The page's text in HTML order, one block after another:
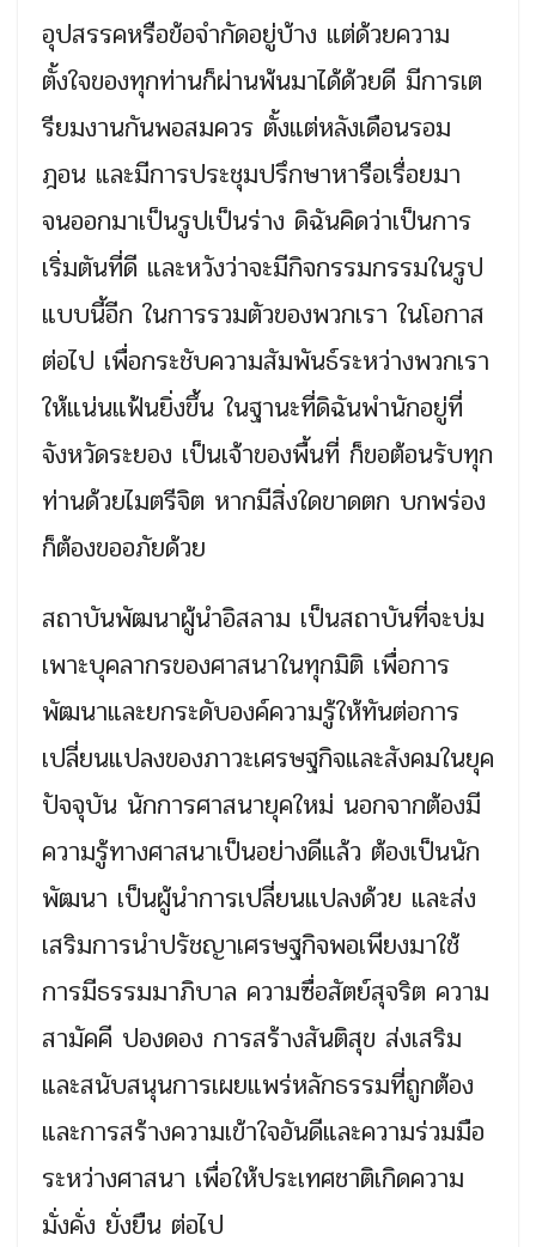
อุปสรรคหรือข้อจำกัดอยู่บ้าง แต่ด้วยความ
ตั้งใจของทุกท่านก็ผ่านพ้นมาได้ด้วยดี มีการเต
รียมงานกันพอสมควร ตั้งแต่หลังเดือนรอม
ฎอน และมีการประชุมปรึกษาหารือเรื่อยมา
จนออกมาเป็นรูปเป็นร่าง ดิฉันคิดว่าเป็นการ
เริ่มตันที่ดี และหวังว่าจะมีกิจกรรมกรรมในรูป
แบบนี้อีก ในการรวมตัวของพวกเรา ในโอกาส
ต่อไป เพื่อกระชับความสัมพันธ์ระหว่างพวกเรา
ให้แน่นแฟ้นยิ่งขึ้น ในฐานะที่ดิฉันพำนักอยู่ที่
จังหวัดระยอง เป็นเจ้าของพื้นที่ ก็ขอต้อนรับทุก
ท่านด้วยไมตรีจิต หากมีสิ่งใดขาดตก บกพร่อง
ก็ต้องขออภัยด้วย
สถาบันพัฒนาผู้นำอิสลาม เป็นสถาบันที่จะบ่ม
เพาะบุคลากรของศาสนาในทุกมิติ เพื่อการ
พัฒนาและยกระดับองค์ความรู้ให้ทันต่อการ
เปลี่ยนแปลงของภาวะเศรษฐกิจและสังคมในยุค
ปัจจุบัน นักการศาสนายุคใหม่ นอกจากต้องมี
ความรู้ทางศาสนาเป็นอย่างดีแล้ว ต้องเป็นนัก
พัฒนา เป็นผู้นำการเปลี่ยนแปลงด้วย และส่ง
เสริมการนำปรัชญาเศรษฐกิจพอเพียงมาใช้
การมีธรรมมาภิบาล ความซื่อสัตย์สุจริต ความ
สามัคคี ปองดอง การสร้างสันติสุข ส่งเสริม
และสนับสนุนการเผยแพร่หลักธรรมที่ถูกต้อง
และการสร้างความเข้าใจอันดีและความร่วมมือ
ระหว่างศาสนา เพื่อให้ประเทศชาติเกิดความ
มั่งคั่ง ยั่งยืน ต่อไป